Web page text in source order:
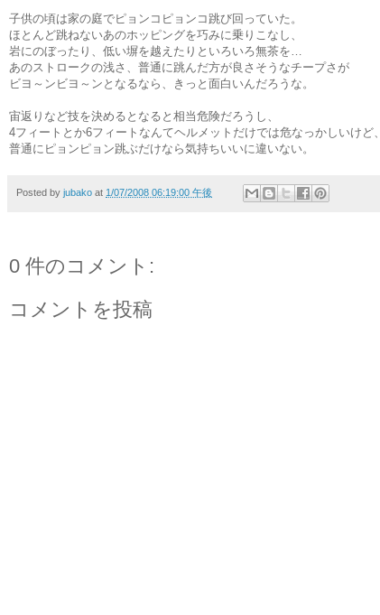
子供の頃は家の庭でピョンコピョンコ跳び回っていた。
ほとんど跳ねないあのホッピングを巧みに乗りこなし、
岩にのぼったり、低い塀を越えたりといろいろ無茶を…
あのストロークの浅さ、普通に跳んだ方が良さそうなチープさが
ビヨ～ンビヨ～ンとなるなら、きっと面白いんだろうな。
宙返りなど技を決めるとなると相当危険だろうし、
4フィートとか6フィートなんてヘルメットだけでは危なっかしいけど、
普通にピョンピョン跳ぶだけなら気持ちいいに違いない。
Posted by jubako at 1/07/2008 06:19:00 午後
0 件のコメント:
コメントを投稿